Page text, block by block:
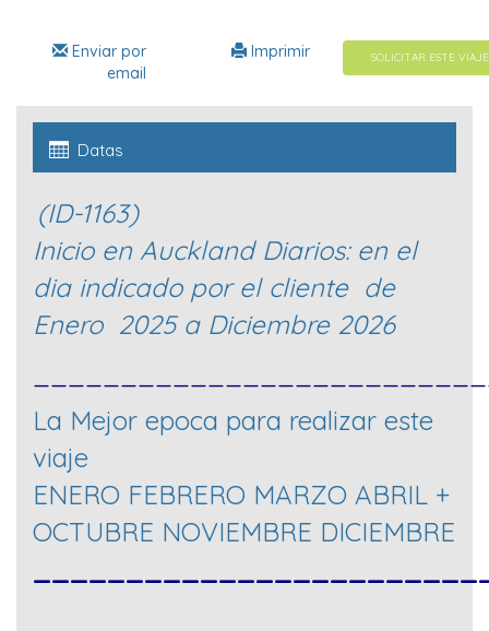
SOLICITAR ESTE VIAJE
Imprimir
Enviar por
email
Datas
(ID-1163)
Inicio en Auckland Diarios: en el
dia indicado por el cliente de
Enero 2025 a Diciembre 2026
La Mejor epoca para realizar este
viaje
ENERO FEBRERO MARZO ABRIL +
OCTUBRE NOVIEMBRE DICIEMBRE